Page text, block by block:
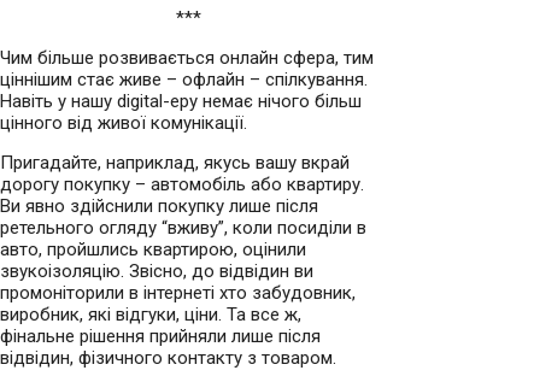
***
Чим більше розвивається онлайн сфера, тим
ціннішим стає живе – офлайн – спілкування.
Навіть у нашу digital-еру немає нічого більш
цінного від живої комунікації.
Пригадайте, наприклад, якусь вашу вкрай
дорогу покупку – автомобіль або квартиру.
Ви явно здійснили покупку лише після
ретельного огляду “вживу”, коли посиділи в
авто, пройшлись квартирою, оцінили
звукоізоляцію. Звісно, до відвідин ви
промоніторили в інтернеті хто забудовник,
виробник, які відгуки, ціни. Та все ж,
фінальне рішення прийняли лише після
відвідин, фізичного контакту з товаром.